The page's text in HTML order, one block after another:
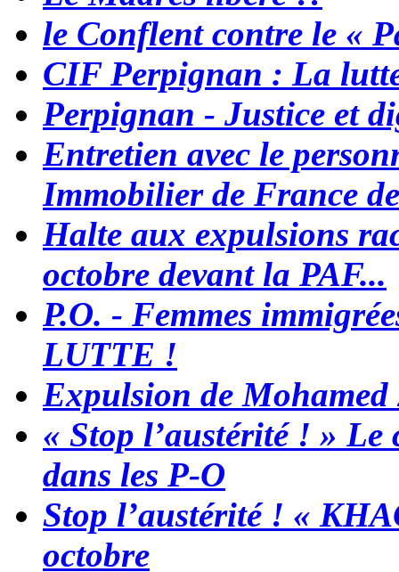
le Conflent contre le «
CIF Perpignan : La
Perpignan - Justice et
Entretien avec le
Immobilier de France
Halte aux expulsions
octobre devant la PAF...
P.O. - Femmes
LUTTE !
Expulsion de
« Stop l’austérité ! »
dans les P-O
Stop l’austérité ! «
octobre